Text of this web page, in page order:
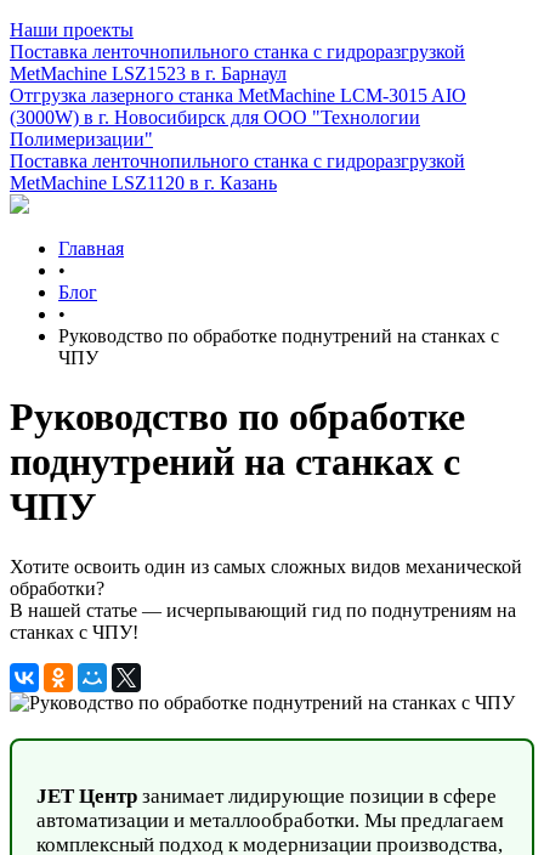
Наши проекты
Поставка ленточнопильного станка c гидроразгрузкой
MetMachine LSZ1523 в г. Барнаул
Отгрузка лазерного станка MetMachine LCM-3015 AIO
(3000W) в г. Новосибирск для ООО "Технологии
Полимеризации"
Поставка ленточнопильного станка c гидроразгрузкой
MetMachine LSZ1120 в г. Казань
Главная
•
Блог
•
Руководство по обработке поднутрений на станках с
ЧПУ
Руководство по обработке
поднутрений на станках с
ЧПУ
Хотите освоить один из самых сложных видов механической
обработки?
В нашей статье — исчерпывающий гид по поднутрениям на
станках с ЧПУ!
JET Центр занимает лидирующие позиции в сфере
автоматизации и металлообработки. Мы предлагаем
комплексный подход к модернизации производства,